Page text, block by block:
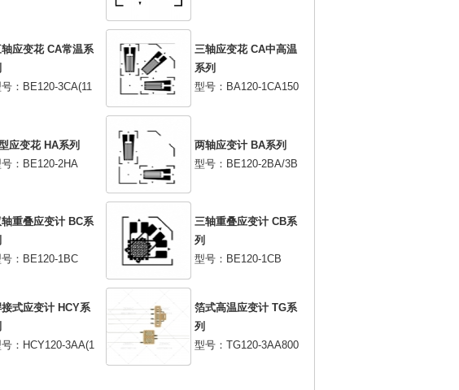
应变花 CA常温系
：BE120-3CA(11
三轴应变花 CA中高温
系列
型号：BA120-1CA150
应变花 HA系列
：BE120-2HA
两轴应变计 BA系列
型号：BE120-2BA/3B
重叠应变计 BC系
：BE120-1BC
三轴重叠应变计 CB系
列
型号：BE120-1CB
式应变计 HCY系
：HCY120-3AA(1
箔式高温应变计 TG系
列
型号：TG120-3AA800